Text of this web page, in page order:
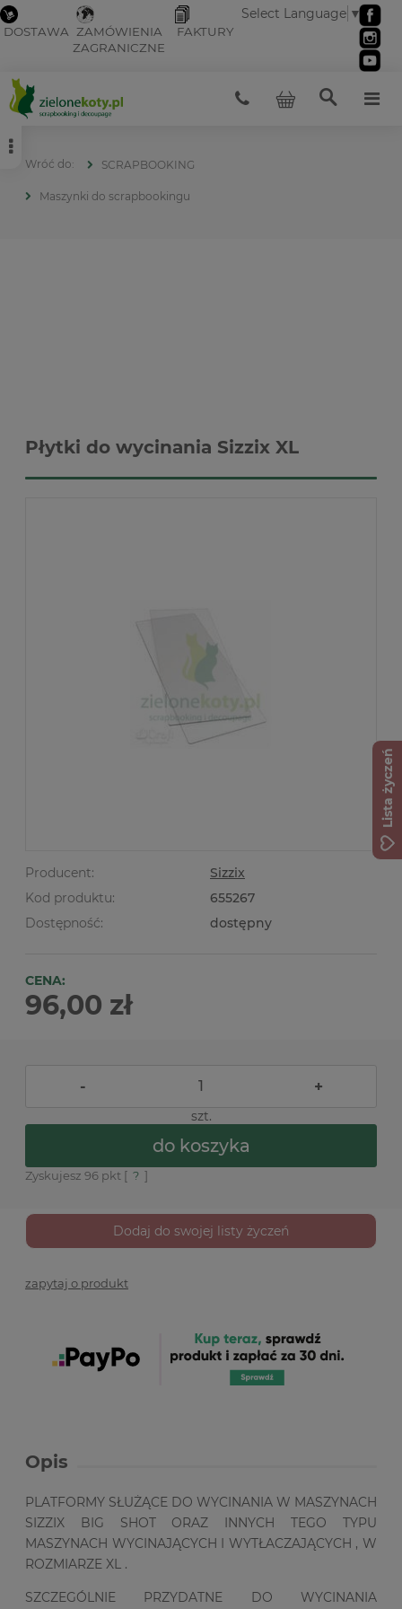
DOSTAWA ZAMÓWIENIA
ZAGRANICZNE
FAKTURY
Select Language ▼
SCRAPBOOKING
Maszynki do scrapbookingu
Płytki do wycinania Sizzix XL
Producent:
Sizzix
Kod produktu:
655267
Dostępność:
dostępny
CENA:
96,00 zł
- +
szt.
do koszyka
Zyskujesz 96 pkt [ ? ]
Dodaj do swojej listy życzeń
zapytaj o produkt
Opis
PLATFORMY SŁUŻĄCE DO WYCINANIA W MASZYNACH
SIZZIX BIG SHOT ORAZ INNYCH TEGO TYPU
MASZYNACH WYCINAJĄCYCH I WYTŁACZAJĄCYCH , W
ROZMIARZE XL .
SZCZEGÓLNIE PRZYDATNE DO WYCINANIA
Lista życzeń